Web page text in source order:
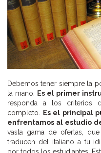
Debemos tener siempre la
la mano. Es el primer
responda a los criterios
completo. Es el principal
enfrentamos al estudio
vasta gama de ofertas,
traducen del italiano a tu
por todos los estudiantes.